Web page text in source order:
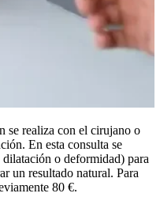
se realiza con el cirujano o
En esta consulta se
o deformidad) para
un resultado natural. Para
80 €.